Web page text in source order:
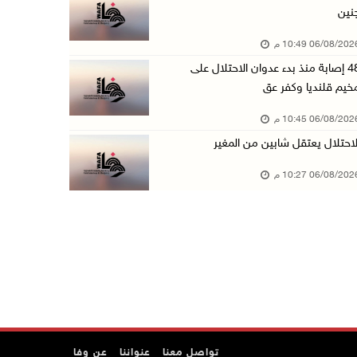
الاحتلال يخطر بإزالة أشجار زيتون والاستيلاء ع ...
رابطة العالم الإسلامي تدين تواصل انتهاكات الا ...
الاحتلال يدمّر بيت الزوجية قبل ساعات من الزفا ...
08/2026 10:49 م
48 إصابة منذ بدء عدوان الاحتلال على
قلنديا وكفر عق
08/2026 10:45 م
يعتقل شابين من المغير
08/2026 10:27 م
تواصل معنا عنواننا عن وفا